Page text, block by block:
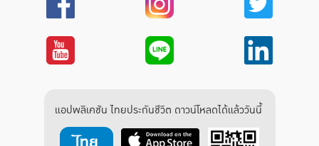
แอปพลิเคชัน ไทยประกันชีวิต ดาวน์โหลดได้แล้ววันนี้